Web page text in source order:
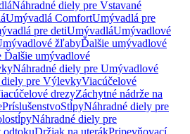
Náhradné diely pre Vstavané
Umývadlá ComfortUmývadlá pre
pre detiUmývadláUmývadlové
žľabyĎalšie umývadlové
Ďalšie umývadlové
Náhradné diely pre Umývadlové
diely pre VýlevkyViacúčelové
drezyZáchytné nádrže na
PríslušenstvoStĺpyNáhradné diely pre
Náhradné diely pre
Držiak na uterákPripevňovací